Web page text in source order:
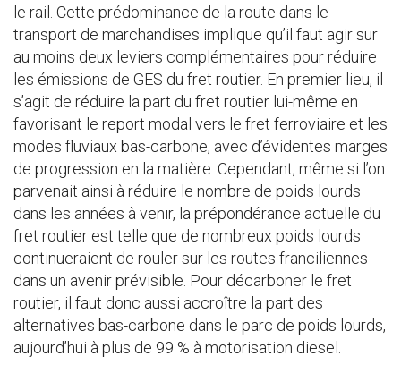
le rail. Cette prédominance de la route dans le
transport de marchandises implique qu’il faut agir sur
au moins deux leviers complémentaires pour réduire
les émissions de GES du fret routier. En premier lieu, il
s’agit de réduire la part du fret routier lui-même en
favorisant le report modal vers le fret ferroviaire et les
modes fluviaux bas-carbone, avec d’évidentes marges
de progression en la matière. Cependant, même si l’on
parvenait ainsi à réduire le nombre de poids lourds
dans les années à venir, la prépondérance actuelle du
fret routier est telle que de nombreux poids lourds
continueraient de rouler sur les routes franciliennes
dans un avenir prévisible. Pour décarboner le fret
routier, il faut donc aussi accroître la part des
alternatives bas-carbone dans le parc de poids lourds,
aujourd’hui à plus de 99 % à motorisation diesel.